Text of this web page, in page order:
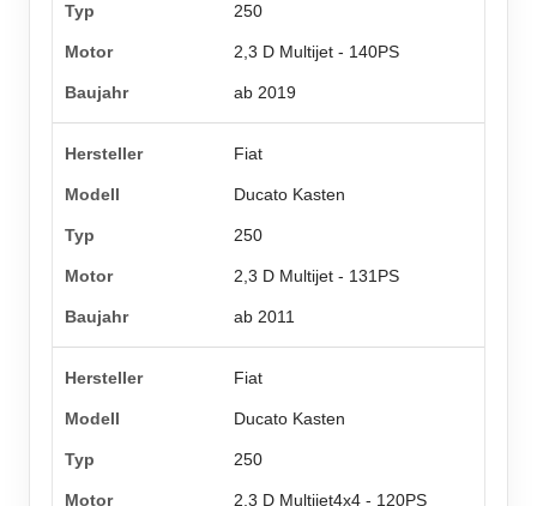
250
2,3 D Multijet - 140PS
ab 2019
Fiat
Ducato Kasten
250
2,3 D Multijet - 131PS
ab 2011
Fiat
Ducato Kasten
250
2,3 D Multijet4x4 - 120PS